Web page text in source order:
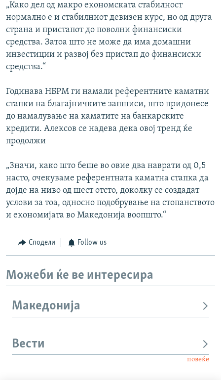
„Како дел од макро економската стабилност
нормално е и стабилниот девизен курс, но од друга
страна и пристапот до поволни финансиски
средства. Затоа што не може да има домашни
инвестиции и развој без пристап до финансиски
средства.“
Годинава НБРМ ги намали референтните каматни
стапки на благајничките запшиси, што придонесе
до намалување на каматите на банкарските
кредити. Алексов се надева дека овој тренд ќе
продолжи
„Значи, како што беше во овие два наврати од 0,5
насто, очекуваме референтната каматна стапка да
дојде на ниво од шест отсто, доколку се создадат
услови за тоа, односно подобрување на стопанството
и економијата во Македонија воопшто.“
Сподели Follow us
Можеби ќе ве интересира
Македонија
Вести
повеќе